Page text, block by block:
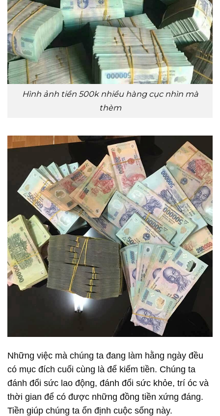
Hình ảnh tiền 500k nhiều hàng cục nhìn mà
thèm
Những việc mà chúng ta đang làm hằng ngày đều
có mục đích cuối cùng là để kiếm tiền. Chúng ta
đánh đổi sức lao động, đánh đổi sức khỏe, trí óc và
thời gian để có được những đồng tiền xứng đáng.
Tiền giúp chúng ta ổn định cuộc sống này.